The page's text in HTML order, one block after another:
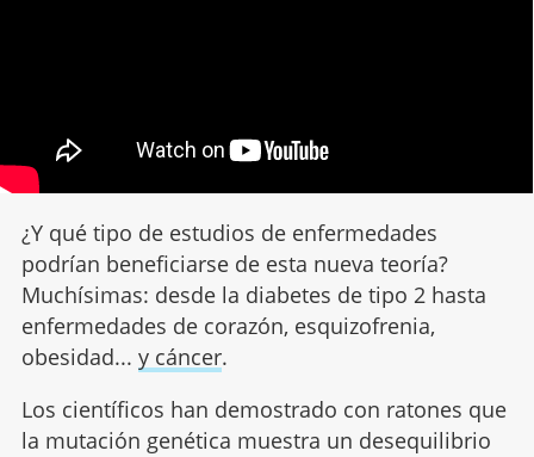
¿Y qué tipo de estudios de enfermedades
podrían beneficiarse de esta nueva teoría?
Muchísimas: desde la diabetes de tipo 2 hasta
enfermedades de corazón, esquizofrenia,
obesidad... y cáncer.
Los científicos han demostrado con ratones que
la mutación genética muestra un desequilibrio